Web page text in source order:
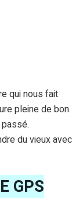
qui nous fait
pleine de bon
passé.
du vieux avec
GPS